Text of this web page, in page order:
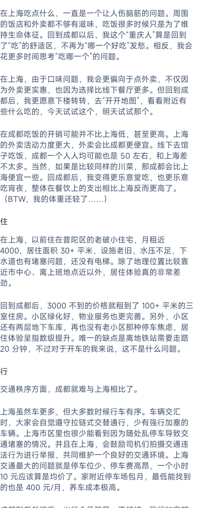
在上海吃点什么，一直是一个让人伤脑筋的问题。周围
的饭店和外卖都不够有滋味，吃饭很多时候只是为了维
持生命体征。回到成都以后，我这个“重庆人”算是回到
了“吃”的舒适区，不再为“哪一个好吃”发愁。相反，我会
花更多时间思考“吃哪一个”的问题。
在上海，由于口味问题，我会更偏向于点外卖，不仅因
为外卖更实惠，也因为选择比线下餐厅更多。但回到成
都后，我更愿意下楼转转，去“开开地图”，看看附近有
些什么吃的，今天试试这个，明天试试那个。
在成都吃饭的开销可能并不比上海低，甚至更高。上海
的外卖活动力度更大，外卖会比成都更便宜。线下去馆
子吃饭，成都一个人人均可能也是 50 左右，和上海差
不太多。当然，如果是比较同样的川菜，那成都会比上
海便宜一些。回成都后，我变得更乐意堂吃，也更乐意
吃宵夜，整体在餐饮上的支出相比上海反而更高了。
（BTW，我的体重还轻了……）
住
在上海，以前住在普陀区的老破小住宅，月租近
4000，居住面积 30+ 平米，设施老旧，水压不足，下
水道也有堵塞问题，还没有电梯。除了地理位置比较靠
近市中心、离上班地点近以外，居住体验真的非常差
劲。
回到成都后，3000 不到的价格就租到了 100+ 平米的三
室住房。小区绿化好，物业服务也更完善。另外，小区
还有两层地下车库，再也没有老小区那种停车焦虑，居
住体验呈指数级提升。唯一的缺点是离地铁站需要走路
20 分钟，不过对于开车的我来说，这不是什么问题。
行
交通秩序方面，成都就难与上海相比了。
上海虽然车更多，但大多数时候行车有序。车辆交汇
时，大家会自觉遵守拉链式交替通行，少有强行加塞的
车辆。上海市区里也很少能看到因为随处乱停车导致交
通堵塞的情况。并且在上海，会鼓励司机们拍摄交通违
法行为进行举报，共同维护一个良好的交通环境。上海
交通最大的问题就是停车位少、停车费高昂，一个小时
10 元应该算是均价了。家附近停车场包月，最低能找到
的也是 400 元/月，养车成本极高。